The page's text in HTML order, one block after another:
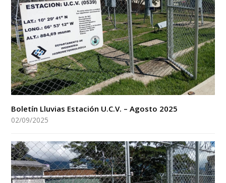
Boletín Lluvias Estación U.C.V. – Agosto 2025
02/09/2025